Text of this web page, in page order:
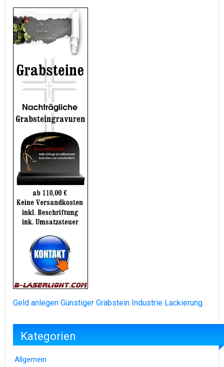
Geld anlegen Günstiger Grabstein Industrie Lackierung
Kategorien
Allgemein